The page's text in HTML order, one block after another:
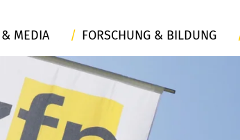
MEDIA FORSCHUNG & BILDUNG